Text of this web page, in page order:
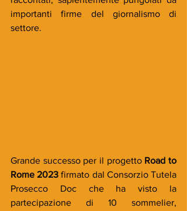
importanti firme del giornalismo di
settore.
Grande successo per il progetto Road to
Rome 2023 firmato dal Consorzio Tutela
Prosecco Doc che ha visto la
partecipazione di 10 sommelier,